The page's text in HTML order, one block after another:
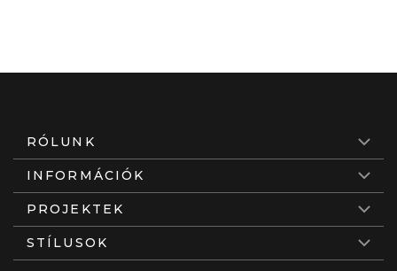
RÓLUNK
INFORMÁCIÓK
PROJEKTEK
STÍLUSOK